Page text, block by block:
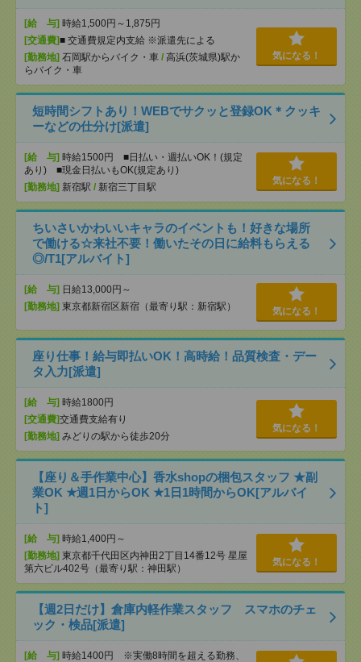
[給 与] 時給1,500円～1,875円
[交通費]■ 交通費規定内支給 ※派遣先による
[勤務地] 石岡駅からバイク・車 / 高浜(茨城県)駅か
らバイク・車
気になる！
短時間シフトあり！WEBでサクッと登録OK＊クッキ
ーなどの仕分け[派遣]
[給 与] 時給1500円 ■日払い・週払いOK！(規定
あり) ■現金日払いもOK(規定あり)
[勤務地] 新宿駅 / 新宿三丁目駅
気になる！
ちいさいかわいいキャラのイベントも！好きな場所
で働ける☆来社不要！働いたその日に給料もらえる
◎/T1[アルバイト]
[給 与] 日給13,000円～
[勤務地] 東京都新宿区新宿（最寄り駅：新宿駅） 気になる！
座り仕事！給与即払いOK！高時給！品質検査・デー
タ入力[派遣]
[給 与] 時給1800円
[交通費]交通費支給有り
[勤務地] みどりの駅から徒歩20分
気になる！
【座り＆手作業中心】香水shopの梱包スタッフ ★副
業OK ★週1日からOK ★1日1時間からOK[アルバイ
ト]
[給 与] 時給1,400円～
[勤務地] 東京都千代田区内神田2丁目14番12号 星屋
第六ビル402号（最寄り駅：神田駅）
気になる！
【週2日だけ】倉庫内軽作業スタッフ スマホのチェ
ック・検品[派遣]
[給 与] 時給1400円 ※実働8時間を超える勤務、